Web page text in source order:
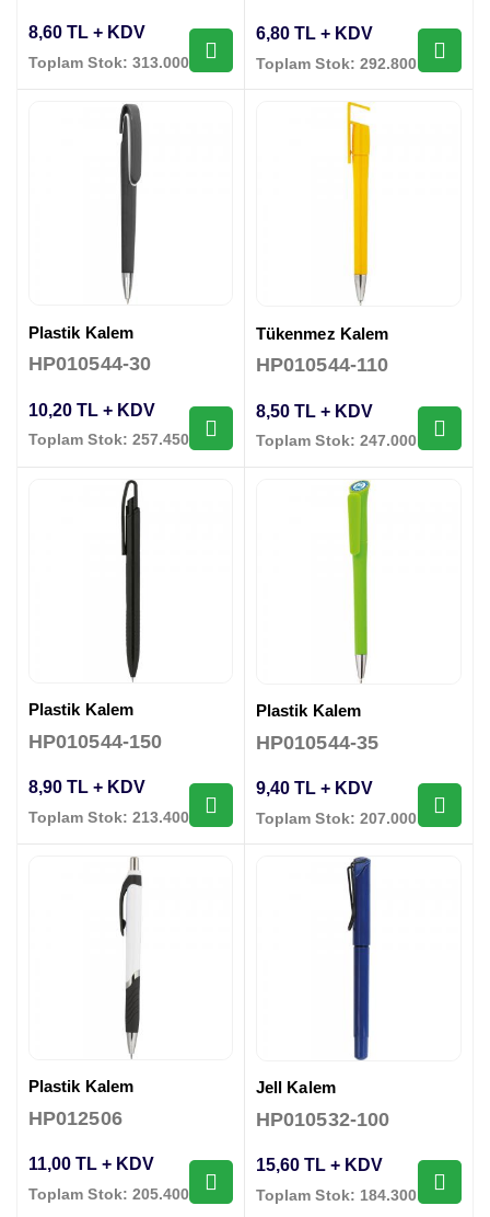
8,60 TL + KDV
Toplam Stok: 313.000 Adet
6,80 TL + KDV
Toplam Stok: 292.800 Adet
Plastik Kalem
HP010544-30
10,20 TL + KDV
Toplam Stok: 257.450 Adet
Tükenmez Kalem
HP010544-110
8,50 TL + KDV
Toplam Stok: 247.000 Adet
Plastik Kalem
HP010544-150
8,90 TL + KDV
Toplam Stok: 213.400 Adet
Plastik Kalem
HP010544-35
9,40 TL + KDV
Toplam Stok: 207.000 Adet
Plastik Kalem
HP012506
11,00 TL + KDV
Toplam Stok: 205.400 Adet
Jell Kalem
HP010532-100
15,60 TL + KDV
Toplam Stok: 184.300 Adet